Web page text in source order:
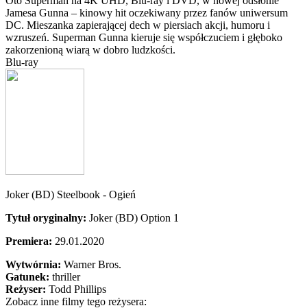
Jamesa Gunna – kinowy hit oczekiwany przez fanów uniwersum
DC. Mieszanka zapierającej dech w piersiach akcji, humoru i
wzruszeń. Superman Gunna kieruje się współczuciem i głęboko
zakorzenioną wiarą w dobro ludzkości.
Blu-ray
Joker (BD) Steelbook - Ogień
Tytuł oryginalny: Joker (BD) Option 1
Premiera: 29.01.2020
Wytwórnia: Warner Bros.
Gatunek: thriller
Reżyser: Todd Phillips
Zobacz inne filmy tego reżysera: